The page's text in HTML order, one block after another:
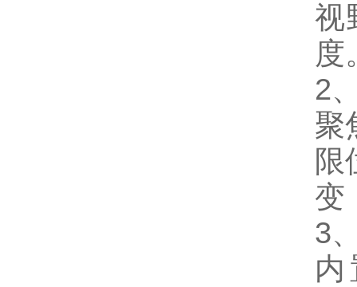
视
度
2
聚
限
变
3